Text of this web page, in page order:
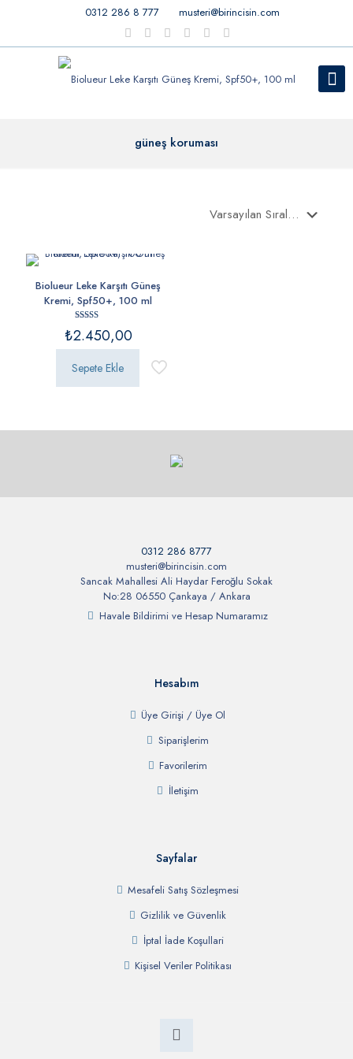
0312 286 8 777 musteri@birincisin.com
güneş koruması
Biolueur Leke Karşıtı Güneş
Kremi, Spf50+, 100 ml
5.00
₺2.450,00
Sepete Ekle
0312 286 8777
musteri@birincisin.com
Sancak Mahallesi Ali Haydar Feroğlu Sokak
No:28 06550 Çankaya / Ankara
Havale Bildirimi ve Hesap Numaramız
Hesabım
Üye Girişi / Üye Ol
Siparişlerim
Favorilerim
İletişim
Sayfalar
Mesafeli Satış Sözleşmesi
Gizlilik ve Güvenlik
İptal İade Koşullari
Kişisel Veriler Politikası